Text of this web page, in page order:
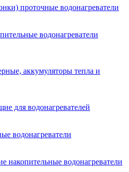
проточные водонагреватели
водонагреватели
аккумуляторы тепла и
для водонагревателей
водонагреватели
накопительные водонагреватели